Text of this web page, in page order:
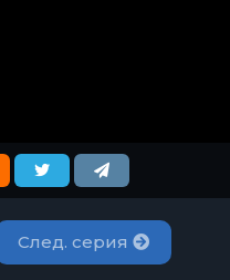
След. серия